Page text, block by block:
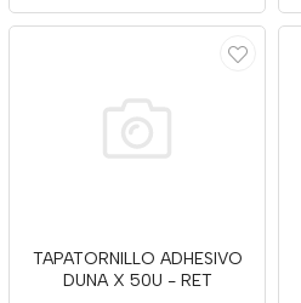
TAPATORNILLO ADHESIVO
DUNA X 50U - RET